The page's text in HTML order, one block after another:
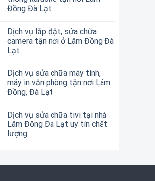
Đồng Đà Lạt
Dịch vụ lắp đặt, sửa chữa
camera tận nơi ở Lâm Đồng Đà
Lạt
Dịch vụ sửa chữa máy tính,
máy in văn phòng tận nơi Lâm
Đồng, Đà Lạt
Dịch vụ sửa chữa tivi tại nhà
Lâm Đồng Đà Lạt uy tín chất
lượng